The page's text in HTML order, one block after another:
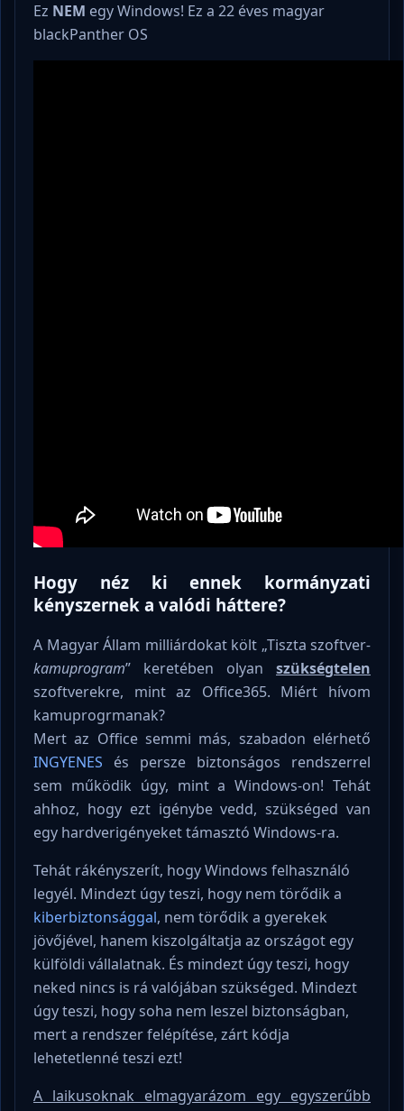
Ez NEM egy Windows! Ez a 22 éves magyar
blackPanther OS
Hogy néz ki ennek kormányzati
kényszernek a valódi háttere?
A Magyar Állam milliárdokat költ „Tiszta szoftver-
kamuprogram” keretében olyan szükségtelen
szoftverekre, mint az Office365. Miért hívom
kamuprogrmanak?
Mert az Office semmi más, szabadon elérhető
INGYENES és persze biztonságos rendszerrel
sem működik úgy, mint a Windows-on! Tehát
ahhoz, hogy ezt igénybe vedd, szükséged van
egy hardverigényeket támasztó Windows-ra.
Tehát rákényszerít, hogy Windows felhasználó
legyél. Mindezt úgy teszi, hogy nem törődik a
kiberbiztonsággal, nem törődik a gyerekek
jövőjével, hanem kiszolgáltatja az országot egy
külföldi vállalatnak. És mindezt úgy teszi, hogy
neked nincs is rá valójában szükséged. Mindezt
úgy teszi, hogy soha nem leszel biztonságban,
mert a rendszer felépítése, zárt kódja
lehetetlenné teszi ezt!
A laikusoknak elmagyarázom egy egyszerűbb